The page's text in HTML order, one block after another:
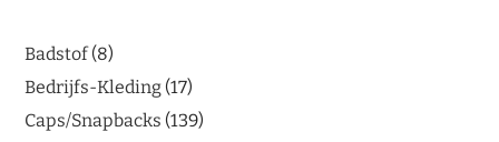
Badstof 8
Bedrijfs-Kleding 17
Caps/Snapbacks 139